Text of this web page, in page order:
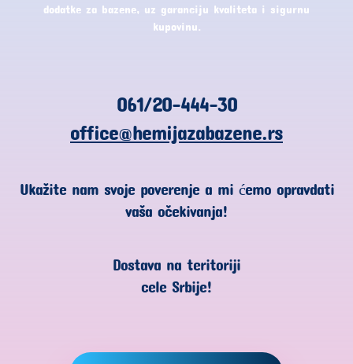
dodatke za bazene, uz garanciju kvaliteta i sigurnu
kupovinu.
061/20-444-30
office@hemijazabazene.rs
Ukažite nam svoje poverenje a mi ćemo opravdati
vaša očekivanja!
Dostava na teritoriji
cele Srbije!